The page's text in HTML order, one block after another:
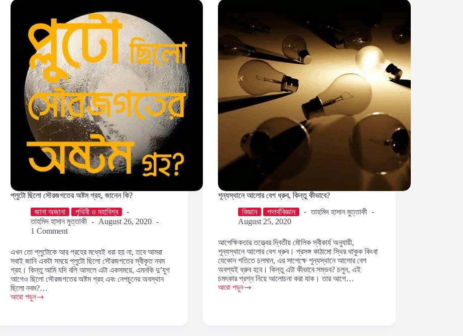
প্লুটো ছিলো সৌরজগতের অষ্টম গ্রহ, জানেন কি?
জানা অজানা
পৃথিবী ও মহাবিশ্ব
তাহমিদ হাসান মুত্তাকী
August 26, 2020
1 Comment
এখন তো প্লুটোকে আর গ্রহের মধ্যেই ধরা হয় না, তবে আমরা
সবাই জানি একটা সময়ে প্লুটো ছিলো সৌরজগতের স্বীকৃত নবম
গ্রহ। কিন্তু আমি যদি বলি আসলে এটা একসময়ে, এমনকি দু’যুগ
আগেও ছিলো সৌরজগতের অষ্টম গ্রহ এবং নেপচুনের অবস্থান
ছিলো নবম?…
আরো পড়ুন
প্লুটো
শূন্যস্থানে আলোর বেগ ধ্রুব, কিন্তু কীভাবে?
বিজ্ঞান
পদার্থবিজ্ঞান
তাহমিদ হাসান মুত্তাকী
August 25, 2020
আপেক্ষিকতার তত্ত্বের দ্বিতীয় মৌলিক স্বীকার্য অনুযায়ী,
শূন্যস্থানে আলোর বেগ ধ্রুব। প্রসঙ্গ কাঠামো স্থির থাকুক কিংবা
যেকোন গতিতে চলমান, এর সাপেক্ষে শূন্যস্থানে আলোর বেগ
অবশ্যই ধ্রুব হবে। কিন্তু এটা কীভাবে সম্ভব? চলুন, এই
চমৎকার প্রশ্ন নিয়ে আলোচনা করা যাক। তার আগে…
আরো পড়ুন
শূন্যস্থানে